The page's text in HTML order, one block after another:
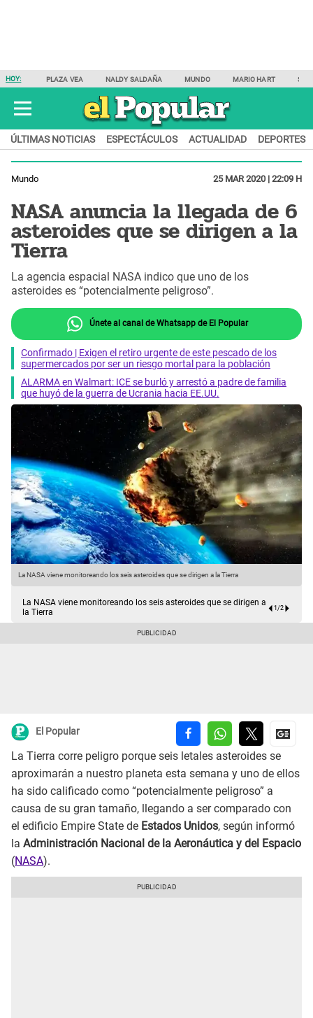
HOY: PLAZA VEA NALDY SALDAÑA MUNDO MARIO HART
ÚLTIMAS NOTICIAS ESPECTÁCULOS ACTUALIDAD DEPORTES
Mundo 25 MAR 2020 | 22:09 H
NASA anuncia la llegada de 6
asteroides que se dirigen a la
Tierra
La agencia espacial NASA indico que uno de los
asteroides es “potencialmente peligroso”.
Únete al canal de Whatsapp de El Popular
Confirmado | Exigen el retiro urgente de este pescado de los
supermercados por ser un riesgo mortal para la población
ALARMA en Walmart: ICE se burló y arrestó a padre de familia
que huyó de la guerra de Ucrania hacia EE.UU.
La NASA viene monitoreando los seis asteroides que se dirigen a la Tierra
La NASA viene monitoreando los seis asteroides que se dirigen a
la Tierra
1/2
El Popular
La Tierra corre peligro porque seis letales asteroides se
aproximarán a nuestro planeta esta semana y uno de ellos
ha sido calificado como “potencialmente peligroso” a
causa de su gran tamaño, llegando a ser comparado con
el edificio Empire State de Estados Unidos, según informó
la Administración Nacional de la Aeronáutica y del Espacio
(NASA).